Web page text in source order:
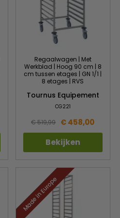
Regaalwagen | Met
Werkblad | Hoog 90 cm | 8
cm tussen etages | GN 1/1 |
8 etages | RVS
Tournus Equipement
CG221
€ 519,99 € 458,00
Bekijken
Made in Europe